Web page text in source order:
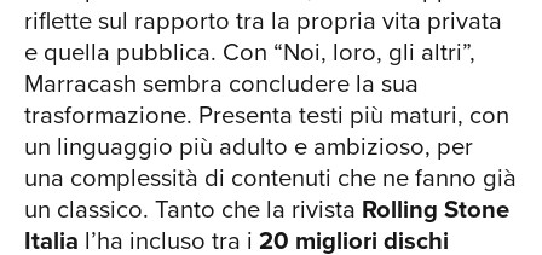
riflette sul rapporto tra la propria vita privata
e quella pubblica. Con “Noi, loro, gli altri”,
Marracash sembra concludere la sua
trasformazione. Presenta testi più maturi, con
un linguaggio più adulto e ambizioso, per
una complessità di contenuti che ne fanno già
un classico. Tanto che la rivista Rolling Stone
Italia l’ha incluso tra i 20 migliori dischi